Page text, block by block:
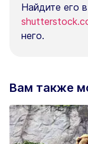
Найдите его
него.
Вам также